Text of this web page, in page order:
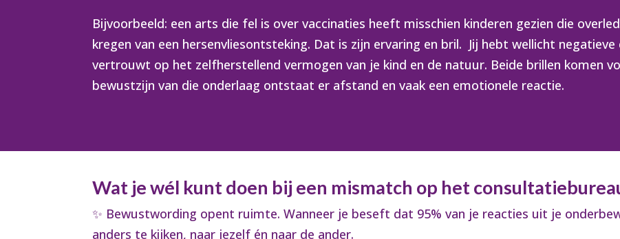
Bijvoorbeeld: een arts die fel is over vaccinaties heeft misschien kinderen gezien die
kregen van een hersenvliesontsteking. Dat is zijn ervaring en bril. Jij hebt wellicht
vertrouwt op het zelfherstellend vermogen van je kind en de natuur. Beide brillen komen
bewustzijn van die onderlaag ontstaat er afstand en vaak een emotionele reactie.
Wat je wél kunt doen bij een mismatch op het
✨ Bewustwording opent ruimte. Wanneer je beseft dat 95% van je reacties uit je
anders te kijken, naar jezelf én naar de ander.